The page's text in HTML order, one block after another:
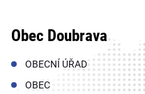
Obec Doubrava
OBECNÍ ÚŘAD
OBEC